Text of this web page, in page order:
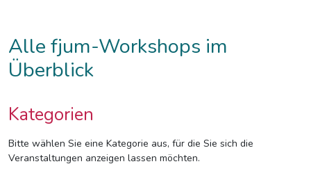
Alle fjum-Workshops im
Überblick
Kategorien
Bitte wählen Sie eine Kategorie aus, für die Sie sich die
Veranstaltungen anzeigen lassen möchten.